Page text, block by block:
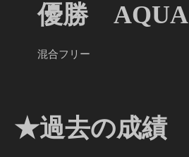
優勝 AQUA
混合フリー
★過去の成績